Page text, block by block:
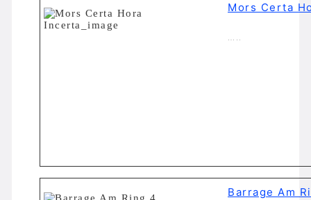
Mors Certa
…..
Barrage Am